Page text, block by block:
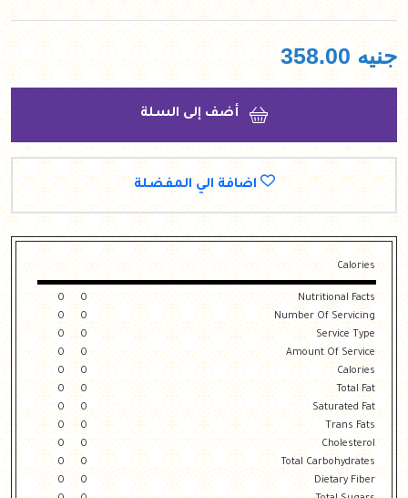
جنيه 358.00
أضف إلى السلة
اضافة الي المفضلة
Calories
Nutritional Facts
0
0
Number Of Servicing
0
0
Service Type
0
0
Amount Of Service
0
0
Calories
0
0
Total Fat
0
0
Saturated Fat
0
0
Trans Fats
0
0
Cholesterol
0
0
Total Carbohydrates
0
0
Dietary Fiber
0
0